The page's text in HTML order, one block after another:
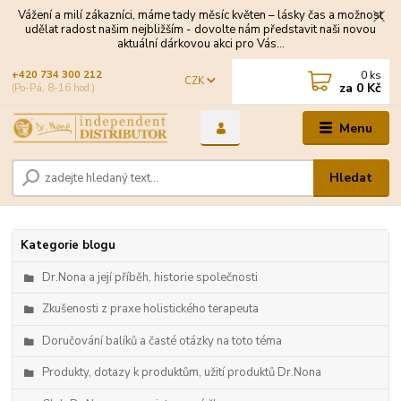
Vážení a milí zákazníci, máme tady měsíc květen – lásky čas a možnost
udělat radost našim nejbližším - dovolte nám představit naši novou
aktuální dárkovou akci pro Vás...
Menu
CZK
Hledat
+420 734 300 212
(Po-Pá, 8-16 hod.)
0 ks
za 0 Kč
Kategorie blogu
Dr.Nona a její příběh, historie společnosti
Zkušenosti z praxe holistického terapeuta
Doručování balíků a časté otázky na toto téma
Produkty, dotazy k produktům, užití produktů Dr.Nona